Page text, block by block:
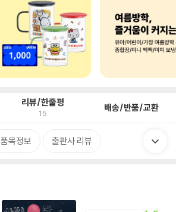
리뷰/한줄평
15 배송/반품/교환
품목정보 출판사 리뷰